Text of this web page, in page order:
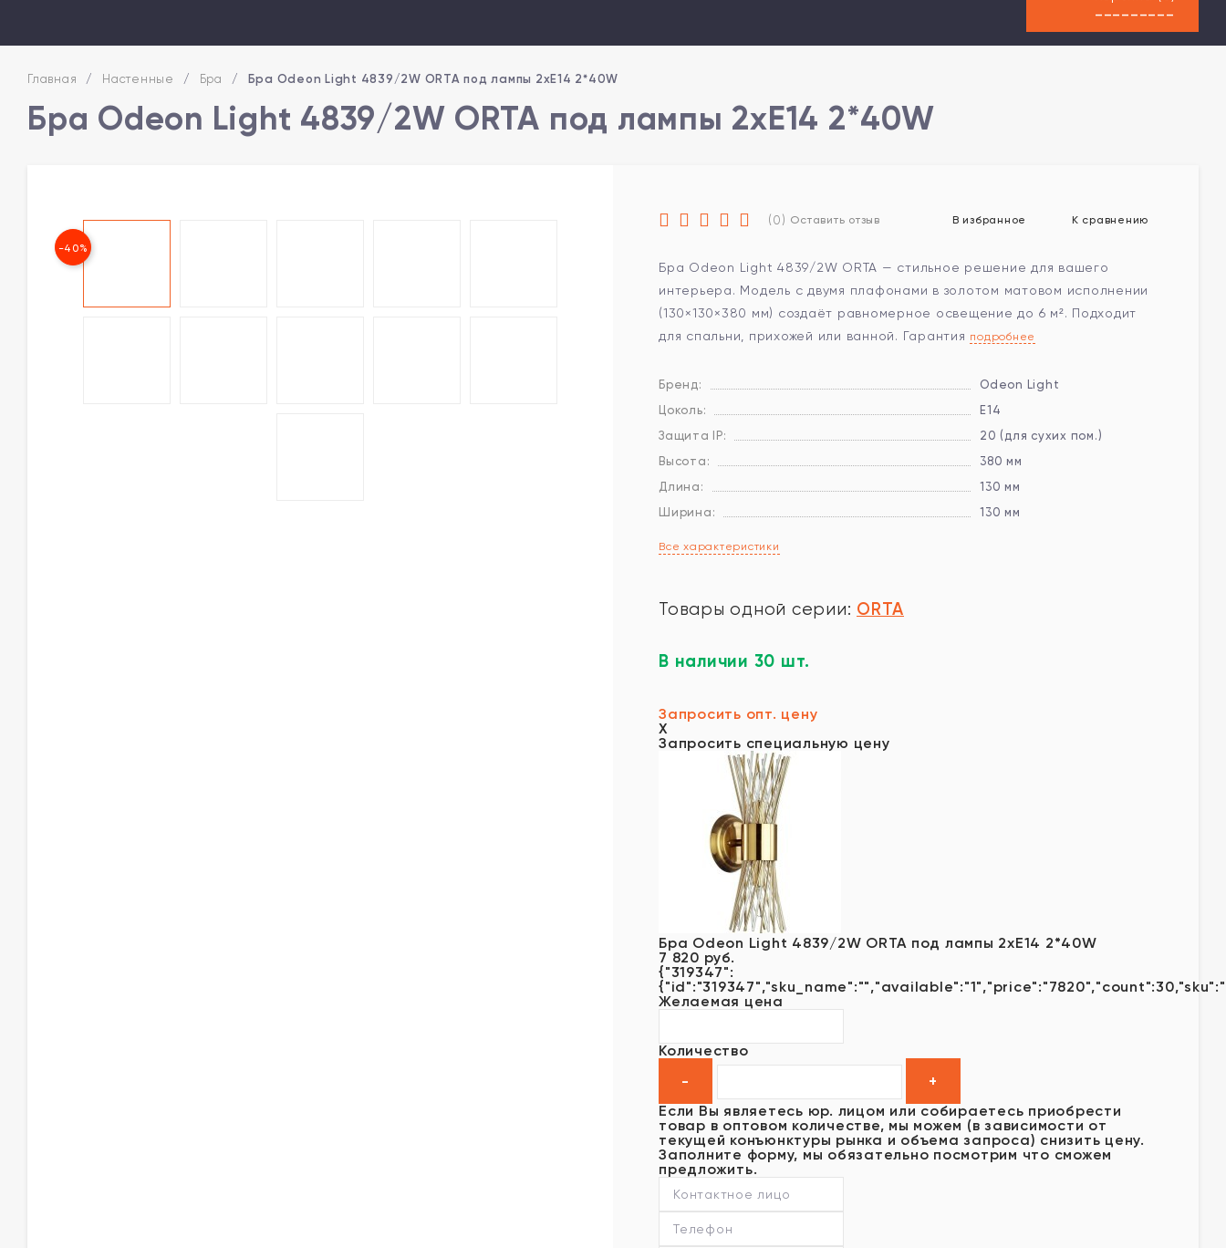
---------
Главная / Настенные / Бра / Бра Odeon Light 4839/2W ORTA под лампы 2xE14 2*40W
Бра Odeon Light 4839/2W ORTA под лампы 2xE14 2*40W
-40%
(0) Оставить отзыв В избранное К сравнению
Бра Odeon Light 4839/2W ORTA — стильное решение для вашего
интерьера. Модель с двумя плафонами в золотом матовом исполнении
(130×130×380 мм) создаёт равномерное освещение до 6 м². Подходит
для спальни, прихожей или ванной. Гарантия подробнее
Бренд:
Odeon Light
Цоколь:
E14
Защита IP:
20 (для сухих пом.)
Высота:
380 мм
Длина:
130 мм
Ширина:
130 мм
Все характеристики
Товары одной серии: ORTA
В наличии 30 шт.
Запросить опт. цену
X
Запросить специальную цену
Бра Odeon Light 4839/2W ORTA под лампы 2xE14 2*40W
7 820 руб.
{"319347":
Желаемая цена
Количество
Если Вы являетесь юр. лицом или собираетесь приобрести
товар в оптовом количестве, мы можем (в зависимости от
текущей конъюнктуры рынка и объема запроса) снизить цену.
Заполните форму, мы обязательно посмотрим что сможем
предложить.